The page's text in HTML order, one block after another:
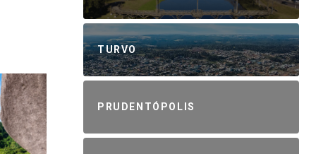
TURVO
PRUDENTÓPOLIS